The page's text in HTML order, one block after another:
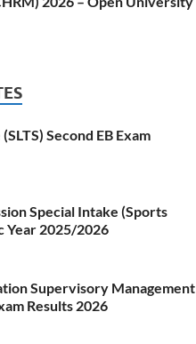
Second EB Exam
Special Intake (Sports
Year 2025/2026
Supervisory Management
Results 2026